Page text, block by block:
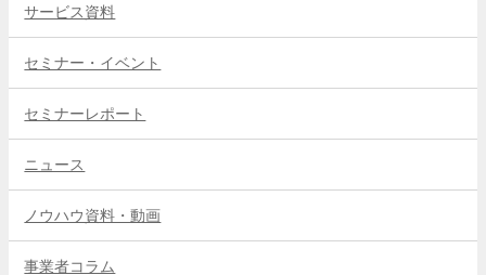
サービス資料
セミナー・イベント
セミナーレポート
ニュース
ノウハウ資料・動画
事業者コラム